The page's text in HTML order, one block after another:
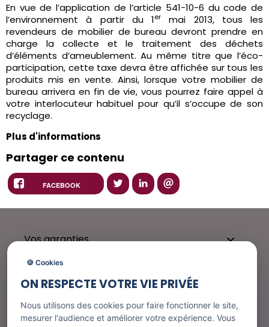
En vue de l’application de l’article 541-10-6 du code de
l’environnement à partir du 1er
mai 2013, tous les
revendeurs de mobilier de bureau devront prendre en
charge la collecte et le traitement des déchets
d’éléments d’ameublement. Au même titre que l’éco-
participation, cette taxe devra être affichée sur tous les
produits mis en vente. Ainsi, lorsque votre mobilier de
bureau arrivera en fin de vie, vous pourrez faire appel à
votre interlocuteur habituel pour qu’il s’occupe de son
recyclage.
Plus d'informations
Partager ce contenu
FACEBOOK
Vos garanties 
Besoin d'aide ?
🍪 Cookies
ON RESPECTE VOTRE VIE PRIVÉE
Nous utilisons des cookies pour faire fonctionner le site,
mesurer l'audience et améliorer votre expérience. Vous